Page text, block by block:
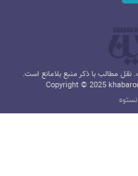
مطالب با ذکر منبع بلامانع است.
Copyright © 2025